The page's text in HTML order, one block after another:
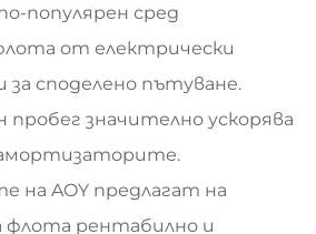
популярен сред
от електрически
за споделено пътуване.
пробег значително ускорява
AOY предлагат на
рентабилно и